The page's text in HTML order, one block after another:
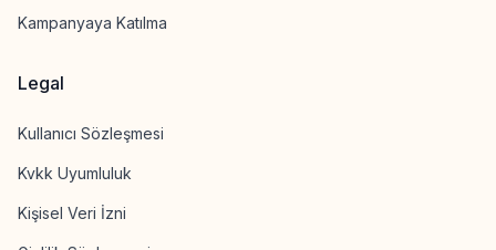
Kampanyaya Katılma
Legal
Kullanıcı Sözleşmesi
Kvkk Uyumluluk
Kişisel Veri İzni